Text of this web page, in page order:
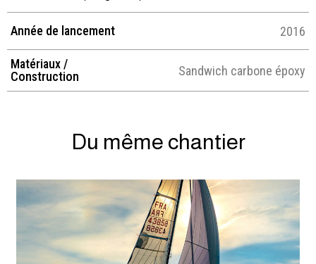
Année de lancement 2016
Matériaux /
Construction
Sandwich carbone époxy
Du même chantier